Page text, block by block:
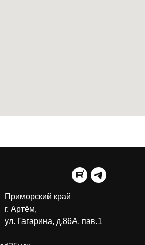
Приморский край
г. Артём,
ул. Гагарина, д.86А, пав.1